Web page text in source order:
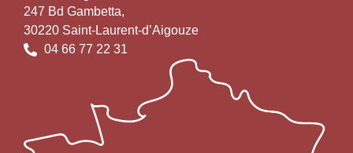
247 Bd Gambetta,
30220 Saint-Laurent-d’Aigouze
04 66 77 22 31